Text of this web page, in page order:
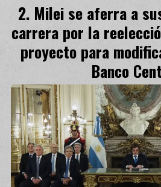
Milei se aferra a
carrera por la
proyecto para
Banco